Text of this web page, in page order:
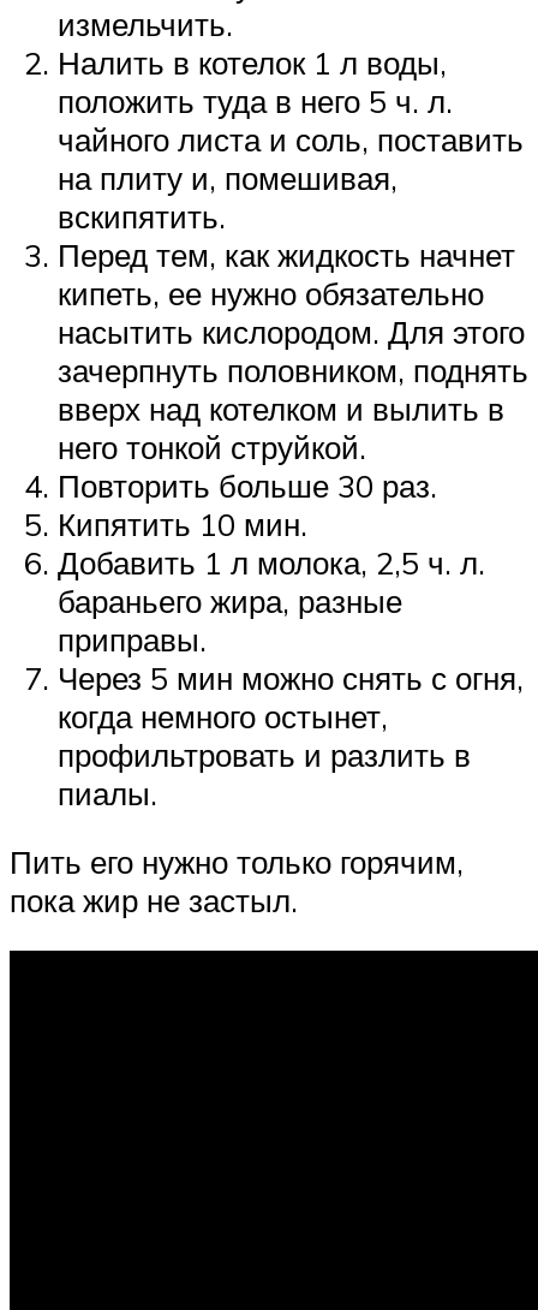
измельчить.
Налить в котелок 1 л воды,
положить туда в него 5 ч. л.
чайного листа и соль, поставить
на плиту и, помешивая,
вскипятить.
Перед тем, как жидкость начнет
кипеть, ее нужно обязательно
насытить кислородом. Для этого
зачерпнуть половником, поднять
вверх над котелком и вылить в
него тонкой струйкой.
Повторить больше 30 раз.
Кипятить 10 мин.
Добавить 1 л молока, 2,5 ч. л.
бараньего жира, разные
приправы.
Через 5 мин можно снять с огня,
когда немного остынет,
профильтровать и разлить в
пиалы.
Пить его нужно только горячим,
пока жир не застыл.